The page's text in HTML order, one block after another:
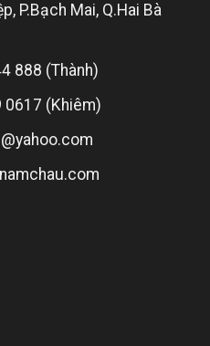
P.Bạch Mai, Q.Hai Bà
888 (Thành)
0617 (Khiêm)